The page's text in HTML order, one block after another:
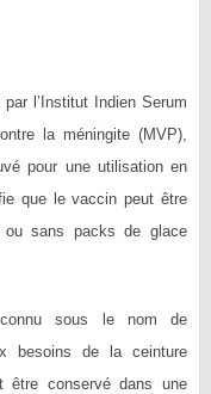
l’Institut Indien Serum
la méningite (MVP),
pour une utilisation en
que le vaccin peut être
ou sans packs de glace
sous le nom de
besoins de la ceinture
être conservé dans une